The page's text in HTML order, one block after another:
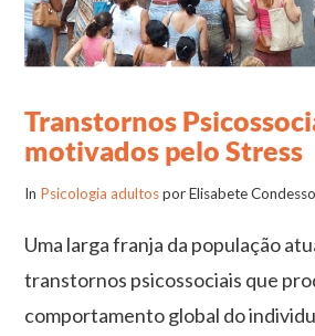
Transtornos
motivados pelo Stress
In Psicologia adultospor Elisabete Condesso
Uma larga franja da população
transtornos psicossociais que
comportamento global do